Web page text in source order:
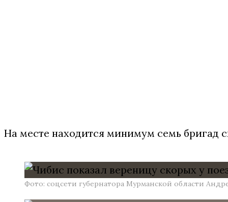
На месте находится минимум семь бригад
Фото: соцсети губернатора Мурманской области